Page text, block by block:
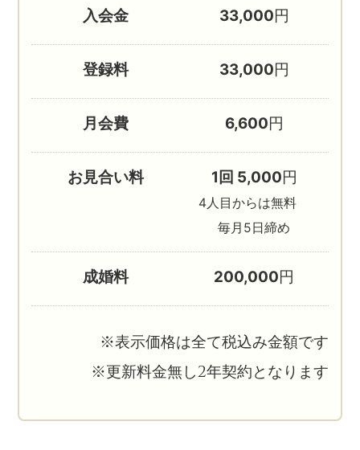
入会金 33,000円
登録料 33,000円
月会費 6,600円
お見合い料 1回 5,000円
4人目からは無料
毎月5日締め
成婚料 200,000円
※表示価格は全て税込み金額です
※更新料金無し2年契約となります